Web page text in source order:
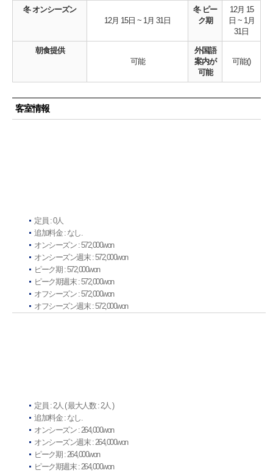
冬 オンシーズン
12月 15日 ~ 1月 31日
冬 ピー
ク期
12月 15
日 ~ 1月
31日
朝食提供
可能
外国語
案内が
可能
可能()
客室情報
定員 : 0人
追加料金 : なし.
オンシーズン : 572,000won
オンシーズン週末 : 572,000won
ピーク期 : 572,000won
ピーク期週末 : 572,000won
オフシーズン : 572,000won
オフシーズン週末 : 572,000won
定員 : 2人 ( 最大人数 : 2人 )
追加料金 : なし.
オンシーズン : 264,000won
オンシーズン週末 : 264,000won
ピーク期 : 264,000won
ピーク期週末 : 264,000won